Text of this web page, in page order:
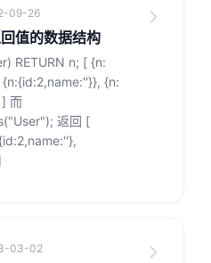
09-26
值的数据结构
RETURN n; [ {n:
{n:
而
返回 [
03-02